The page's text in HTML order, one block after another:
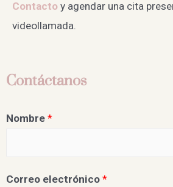
Contacto y agendar una cita
videollamada.
Contáctanos
Nombre *
Correo electrónico *